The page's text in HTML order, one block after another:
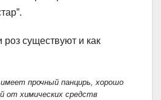
прочный панцирь, хорошо
от химических средств